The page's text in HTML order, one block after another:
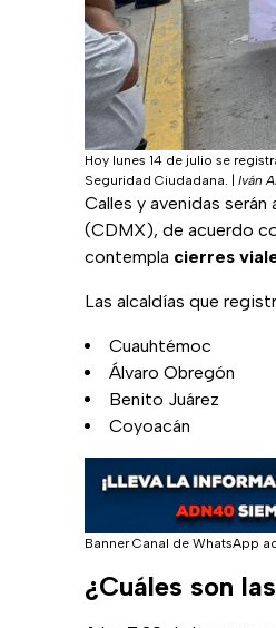
Hoy lunes 14 de julio se
Seguridad Ciudadana.
Iván
Calles y avenidas
(CDMX), de acuerdo
contempla cierres
Las alcaldías que
Cuauhtémoc
Álvaro Obregón
Benito Juárez
Coyoacán
Banner Canal de WhatsApp
¿Cuáles son